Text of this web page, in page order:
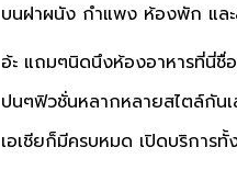
บนฝาผนัง กำแพง ห้องพัก และ
อ้ะ แถมๆนิดนึงห้องอาหารที่นี่ชื่
ปนๆฟิวชั่นหลากหลายสไตล์กัน
เอเชียก็มีครบหมด เปิดบริการทั้